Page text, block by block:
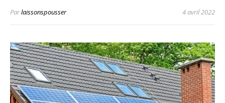
Parlaissonspousser 4 avril 2022